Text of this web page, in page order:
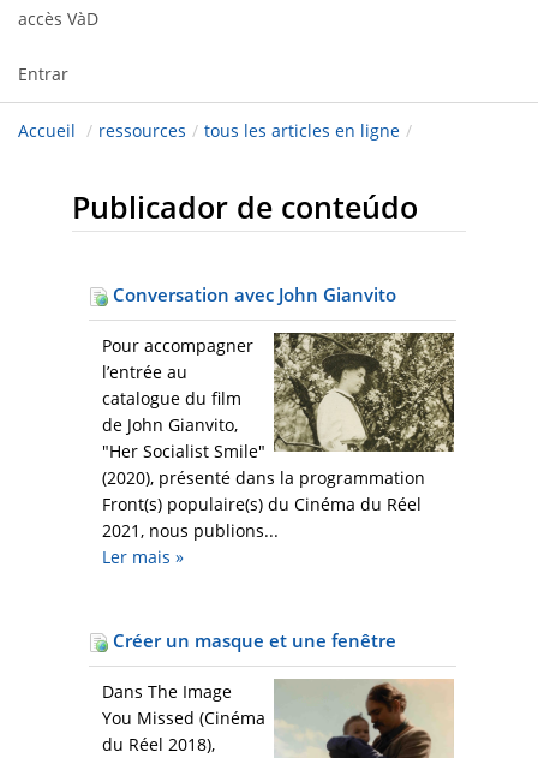
accès VàD
Entrar
Accueil / ressources / tous les articles en ligne /
Publicador de conteúdo
Conversation avec John Gianvito
Pour accompagner
l’entrée au
catalogue du film
de John Gianvito,
"Her Socialist Smile"
(2020), présenté dans la programmation
Front(s) populaire(s) du Cinéma du Réel
2021, nous publions...
Ler mais »
Créer un masque et une fenêtre
Dans The Image
You Missed (Cinéma
du Réel 2018),